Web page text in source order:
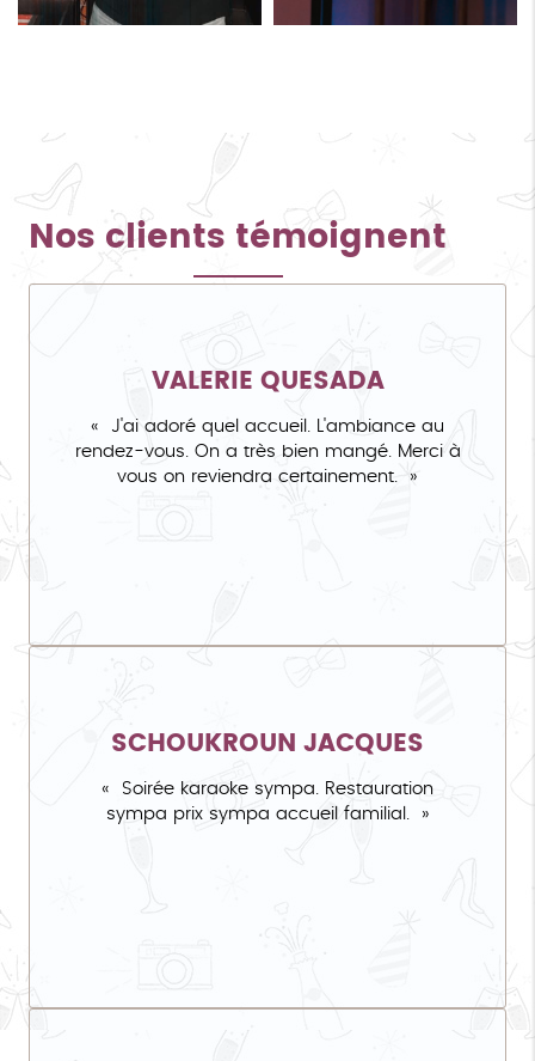
Nos clients témoignent
VALERIE QUESADA
J'ai adoré quel accueil. L'ambiance au
rendez-vous. On a très bien mangé. Merci à
vous on reviendra certainement.
SCHOUKROUN JACQUES
Soirée karaoke sympa. Restauration
sympa prix sympa accueil familial.